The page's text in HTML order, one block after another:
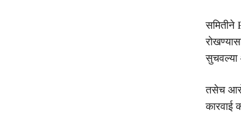
समितीने
तसेच
कारवाई